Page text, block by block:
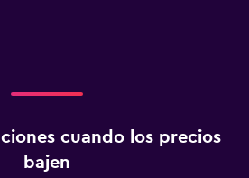
cuando los precios
bajen